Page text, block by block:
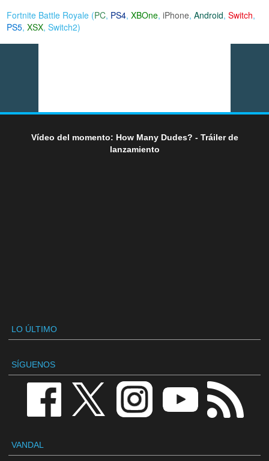
Fortnite Battle Royale (PC, PS4,XBOne,iPhone,Android,Switch,
PS5,XSX,Switch2)
Vídeo del momento: How Many Dudes? - Tráiler de
lanzamiento
LO ÚLTIMO
SÍGUENOS
VANDAL